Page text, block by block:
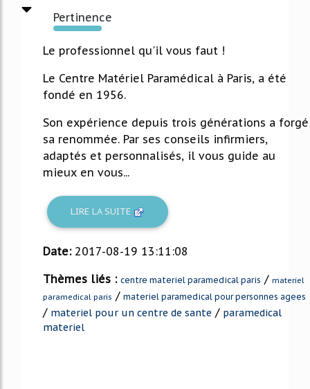
Pertinence
104%
Le professionnel qu'il vous faut !
Le Centre Matériel Paramédical à Paris, a été
fondé en 1956.
Son expérience depuis trois générations a forgé
sa renommée. Par ses conseils infirmiers,
adaptés et personnalisés, il vous guide au
mieux en vous...
LIRE LA SUITE
Date: 2017-08-19 13:11:08
Thèmes liés : centre materiel paramedical paris / materiel
paramedical paris / materiel paramedical pour personnes agees
/ materiel pour un centre de sante / paramedical
materiel